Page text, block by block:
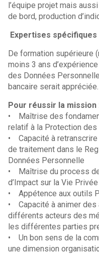
l’équipe projet mais
de bord, production
Expertises spécifiques
De formation supérieure
moins 3 ans
des Données
bancaire serait appréciée.
Pour réussir la mission
• Maîtrise des
relatif à la Protection des
• Capacité à
de traitement dans le
Données Personnelle
• Maîtrise du process
d’Impact sur la Vie
• Appétence aux outils
• Capacité à animer
différents acteurs des
les différentes parties
• Un bon sens de la
une dimension